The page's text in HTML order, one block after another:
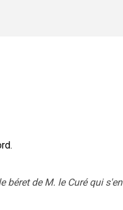
béret de M. le Curé qui